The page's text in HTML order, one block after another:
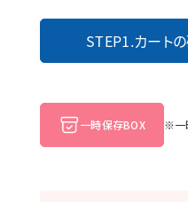
STEP1.カート
一時保存BOX ※一